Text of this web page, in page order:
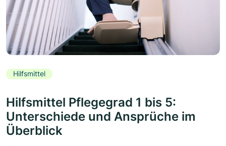
Hilfsmittel
Hilfsmittel Pflegegrad 1 bis 5:
Unterschiede und Ansprüche im
Überblick